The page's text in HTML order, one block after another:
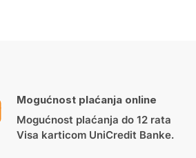
Mogućnost plaćanja online
Mogućnost plaćanja do 12 rata
Visa karticom UniCredit Banke.